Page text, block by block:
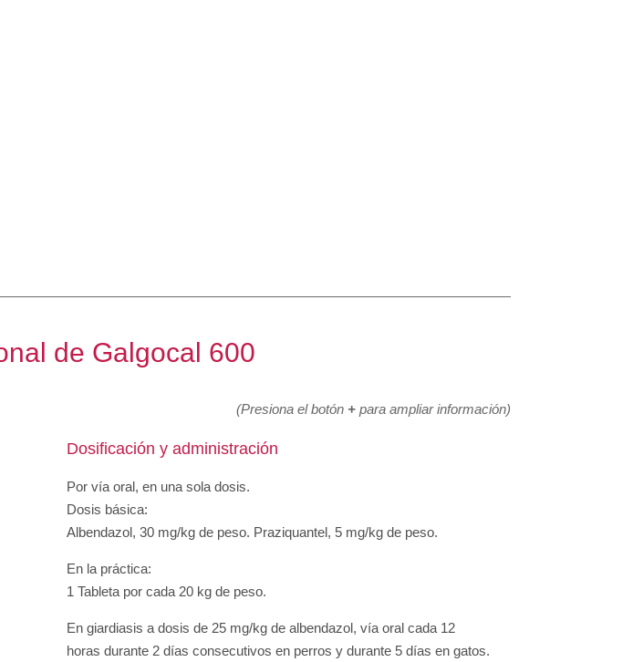
de Galgocal 600
(Presiona el botón +para ampliar información)
Dosificación y administración
Por vía oral, en una sola dosis.
Dosis básica:
Albendazol, 30 mg/kg de peso. Praziquantel, 5 mg/kg de peso.
En la práctica:
1 Tableta por cada 20 kg de peso.
En giardiasis a dosis de 25 mg/kg de albendazol, vía oral cada 12
horas durante 2 días consecutivos en perros y durante 5 días en gatos.